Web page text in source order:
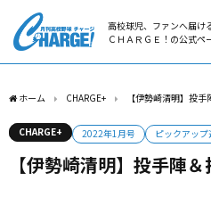
高校球児、ファンへ届け
ＣＨＡＲＧＥ！の公式ペ
ホーム CHARGE+ 【伊勢崎清明】投
CHARGE+ 2022年1月号 ピックアップ
【伊勢崎清明】投手陣